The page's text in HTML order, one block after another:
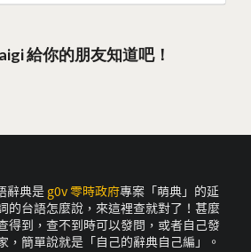
給你的朋友知道吧！
辭典是 g0v 零時政府專案「萌典」的延
的台語怎麼說，來這裡查就對了！甚麼
得到，查不到時可以發問，或者自己發
，簡單說就是「自己的辭典自己編」。